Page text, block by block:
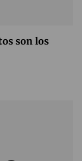
son los